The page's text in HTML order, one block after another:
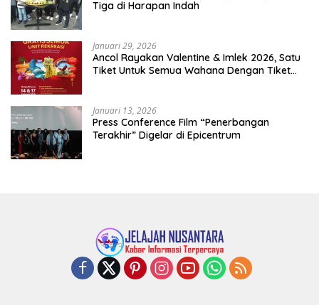
Tiga di Harapan Indah
Januari 29, 2026
Ancol Rayakan Valentine & Imlek 2026, Satu
Tiket Untuk Semua Wahana Dengan Tiket
Januari 13, 2026
Press Conference Film “Penerbangan
Terakhir” Digelar di Epicentrum